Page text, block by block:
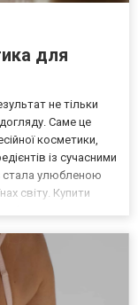
для
не тільки
Саме це
косметики,
із сучасними
стала улюбленою
світу. Купити